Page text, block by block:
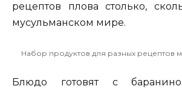
рецептов плова столько,
мусульманском мире.
Набор продуктов для разных рецептов
Блюдо готовят с